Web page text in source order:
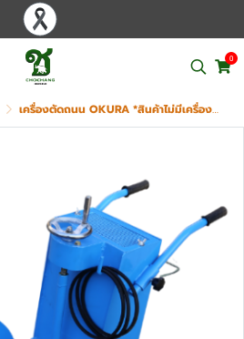
0
เครื่องตัดถนน OKURA *สินค้าไม่มีเครื่องยนต์และใบตัด รุ่น HCC-22